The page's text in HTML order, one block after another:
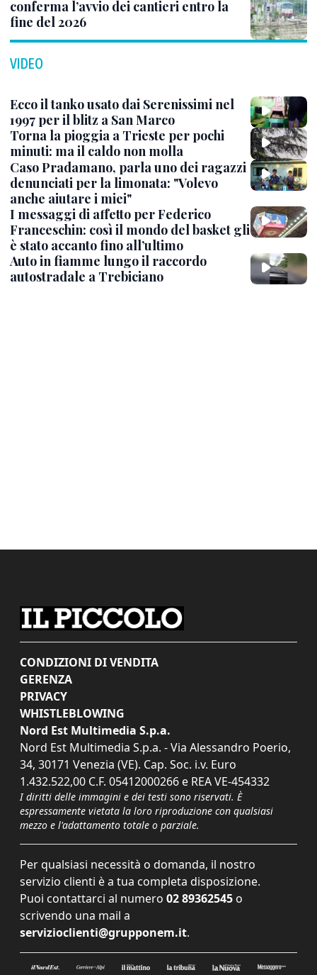
conferma l’avvio dei cantieri entro la
fine del 2026
VIDEO
Ecco il tanko usato dai Serenissimi nel
1997 per il blitz a San Marco
Torna la pioggia a Trieste per pochi
minuti: ma il caldo non molla
Caso Pradamano, parla uno dei ragazzi
denunciati per la limonata: "Volevo
anche aiutare i miei"
I messaggi di affetto per Federico
Franceschin: così il mondo del basket gli
è stato accanto fino all’ultimo
Auto in fiamme lungo il raccordo
autostradale a Trebiciano
CONDIZIONI DI VENDITA
GERENZA
PRIVACY
WHISTLEBLOWING
Nord Est Multimedia S.p.a.
Nord Est Multimedia S.p.a. - Via Alessandro Poerio,
34, 30171 Venezia (VE). Cap. Soc. i.v. Euro
1.432.522,00 C.F. 05412000266 e REA VE-454332
I diritti delle immagini e dei testi sono riservati. È
espressamente vietata la loro riproduzione con qualsiasi
mezzo e l'adattamento totale o parziale.
Per qualsiasi necessità o domanda, il nostro
servizio clienti è a tua completa disposizione.
Puoi contattarci al numero 02 89362545 o
scrivendo una mail a
servizioclienti@grupponem.it.